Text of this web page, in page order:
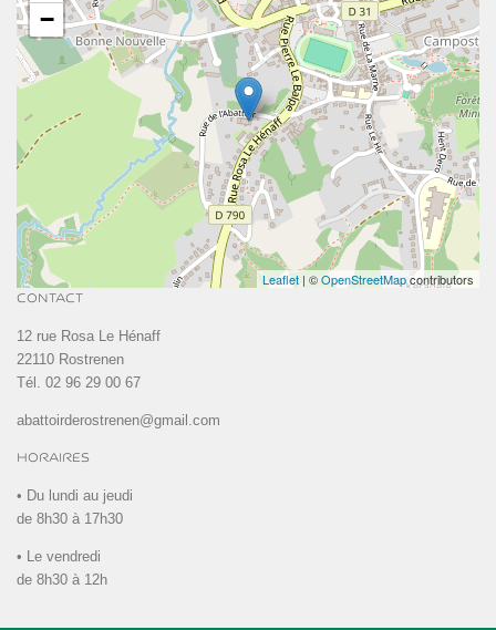
−
Leaflet | ©OpenStreetMapcontributors
CONTACT
12 rue Rosa Le Hénaff
22110 Rostrenen
Tél. 02 96 29 00 67
abattoirderostrenen@gmail.com
HORAIRES
• Du lundi au jeudi
de 8h30 à 17h30
• Le vendredi
de 8h30 à 12h